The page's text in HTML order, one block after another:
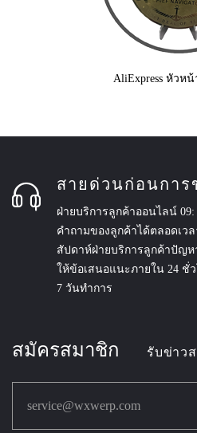
AliExpress หัวห
สายด่วนก่อนการ
ฝ่ายบริการลูกค้าออนไลน์ 09:
คำถามของลูกค้าได้ตลอดเว
สัปดาห์ฝ่ายบริการลูกค้าปัญ
ให้ข้อเสนอแนะภายใน 24 ชั่
7 วันทำการ
สมัครสมาชิก รับข่าว
service@wxwerp.com